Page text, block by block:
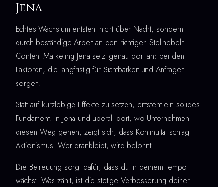
Jena
Echtes Wachstum entsteht nicht über Nacht, sondern
durch beständige Arbeit an den richtigen Stellhebeln.
Content Marketing Jena setzt genau dort an: bei den
Faktoren, die langfristig für Sichtbarkeit und Anfragen
sorgen.
Statt auf kurzlebige Effekte zu setzen, entsteht ein solides
Fundament. In Jena und überall dort, wo Unternehmen
diesen Weg gehen, zeigt sich, dass Kontinuität schlägt
Aktionismus. Wer dranbleibt, wird belohnt.
Die Betreuung sorgt dafür, dass du in deinem Tempo
wächst. Was zählt, ist die stetige Verbesserung deiner